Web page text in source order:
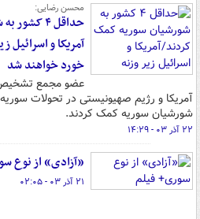
محسن رضایی:
حداقل ۴
آمریکا و اسرائیل
خورد خواهند شد
عضو مجمع تشخیص
شورشیان سوریه کمک کردند.
۲۲ آذر ۰۳ - ۱۴:۲۹
«آزادی» از نوع
۲۱ آذر ۰۳ - ۰۲:۰۵